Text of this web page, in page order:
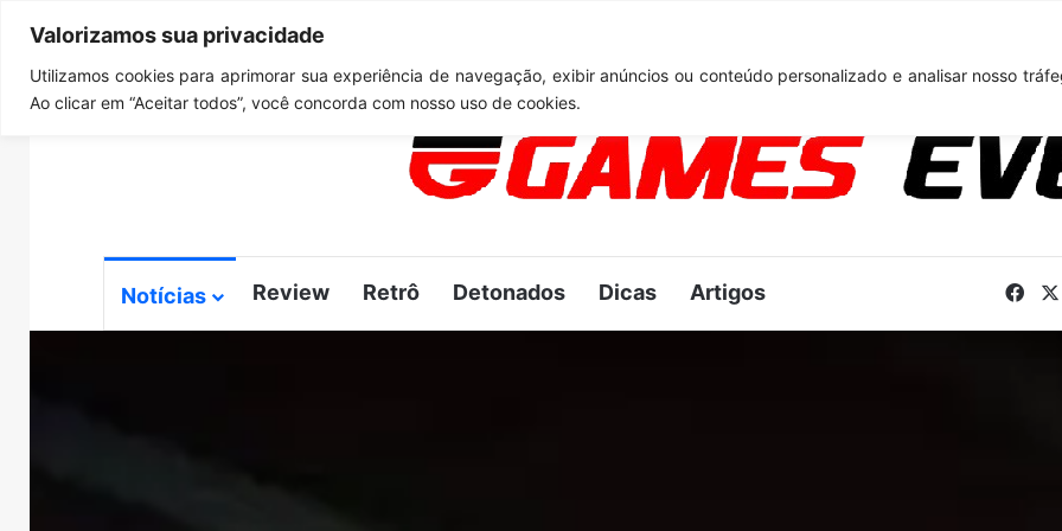
Valorizamos sua privacidade
Utilizamos cookies para aprimorar sua experiência de navegação, exibir anúncios ou conteúdo personalizado e analisar nosso
Ao clicar em “Aceitar todos”, você concorda com nosso uso de cookies.
quinta-feira, agosto 6 2026
Notícias Review Retrô Detonados Dicas Artigos